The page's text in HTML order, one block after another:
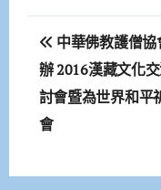
文
章
導
中華佛教護僧協
辦 2016漢藏文化
討會暨為世界和平
會